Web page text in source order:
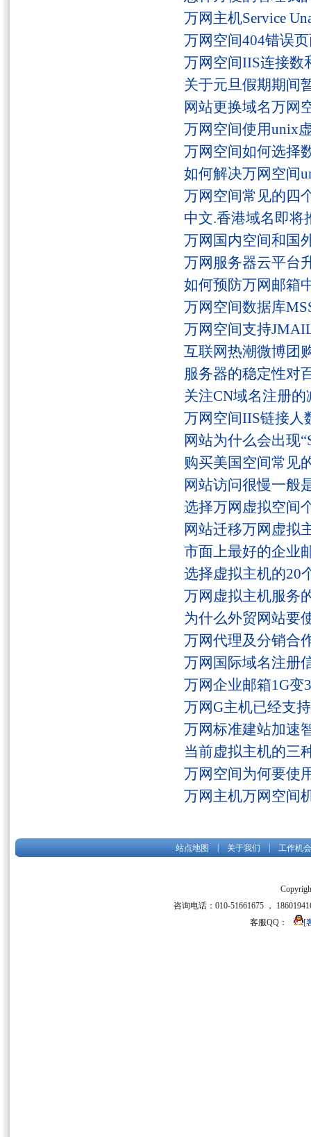
万网主机Service
万网空间404错误
万网空间IIS连接数
关于元旦假期期间
网站更换域名万网
万网空间使用unix
万网空间如何选择
如何解决万网空间
万网空间常见的四
中文.香港域名即将
万网国内空间和国
万网服务器云平台
如何预防万网邮箱
万网空间数据库
万网空间支持
互联网热潮微博团
服务器的稳定性对
关注CN域名注册
万网空间IIS链接人
网站为什么会出现
购买美国空间常见
网站访问很慢一般
选择万网虚拟空间
网站迁移万网虚拟
市面上最好的企业
选择虚拟主机的20
万网虚拟主机服务
为什么外贸网站要
万网代理及分销合
万网国际域名注册
万网企业邮箱1G变
万网G主机已经支
万网标准建站加速
当前虚拟主机的三
万网空间为何要使
万网主机万网空间
站点地图 关于我们 工作机会
咨询电话：010-51661675 ，
客服QQ：
[